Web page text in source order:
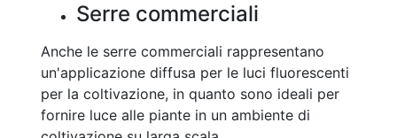
Serre commerciali
Anche le serre commerciali rappresentano
un'applicazione diffusa per le luci fluorescenti
per la coltivazione, in quanto sono ideali per
fornire luce alle piante in un ambiente di